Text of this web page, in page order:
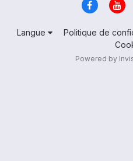
Langue Politique de
Powered by